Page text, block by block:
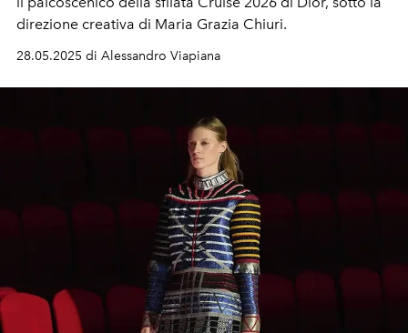
direzione creativa di Maria Grazia Chiuri.
28.05.2025 di Alessandro Viapiana